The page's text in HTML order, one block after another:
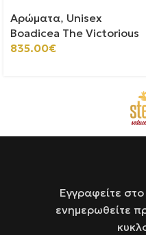
Αρώματα, Unisex
Boadicea The Victorious
835.00€
Εγγραφείτε
ενημερωθείτε